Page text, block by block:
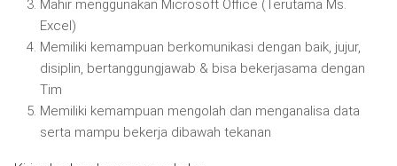
Mahir menggunakan Microsoft Office (Terutama Ms.
Excel)
Memiliki kemampuan berkomunikasi dengan baik, jujur,
disiplin, bertanggungjawab & bisa bekerjasama dengan
Tim
Memiliki kemampuan mengolah dan menganalisa data
serta mampu bekerja dibawah tekanan